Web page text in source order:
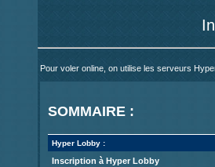
Pour voler online, on utilise les serveurs
SOMMAIRE :
Hyper Lobby :
Inscription à Hyper Lobby